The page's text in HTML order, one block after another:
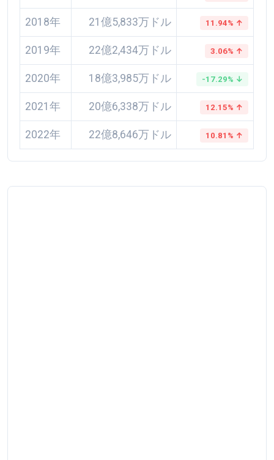
2018年 21億5,833万ドル 11.94% ↑
2019年 22億2,434万ドル 3.06% ↑
2020年 18億3,985万ドル -17.29% ↓
2021年 20億6,338万ドル 12.15% ↑
2022年 22億8,646万ドル 10.81% ↑